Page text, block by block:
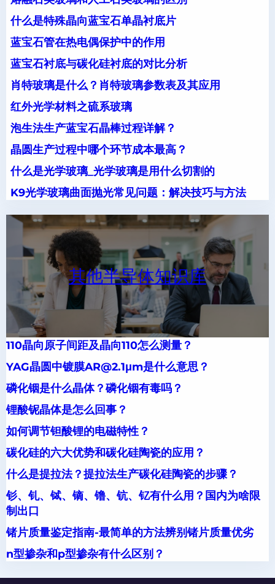
什么是特殊晶向蓝宝石单晶衬底片
蓝宝石管在热电偶保护中的作用
蓝宝石衬底与碳化硅衬底的对比分析
肖特玻璃是什么？肖特玻璃参数表及其应用
红外光学材料之硫系玻璃
泡生法生产蓝宝石晶棒过程详解？
晶圆生产过程中哪个环节成本最高？
什么是光学玻璃_光学玻璃是用什么切割的
K9光学玻璃曲面抛光常见问题：解决技巧与方法
其他半导体知识库
110晶向原子间距及晶向110怎么测量？
YAG晶圆中镀膜AR@2.1μm是什么意思？
磷化铟是什么晶体？磷化铟有毒吗？
锂酸铌晶体是怎么回事？
如何调节钽酸锂的电磁特性？
碳化硅的六大优势和碳化硅陶瓷的应用？
什么是提拉法？提拉法生产碳化硅陶瓷的步骤？
钐、钆、铽、镝、镥、钪、钇有什么用？国内为啥限
制出口
锗片质量鉴定指南-最简单的方法辨别锗片质量优劣
n型掺杂和p型掺杂有什么区别？